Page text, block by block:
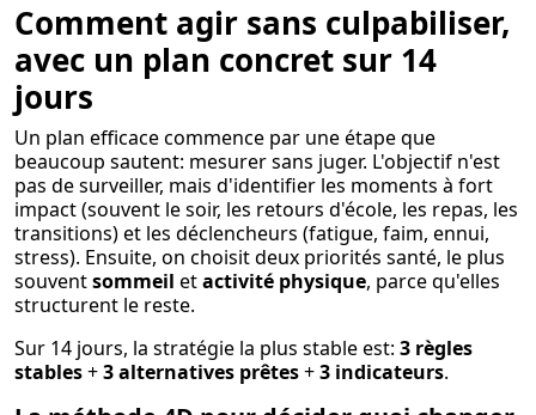
Comment agir sans culpabiliser,
avec un plan concret sur 14
jours
Un plan efficace commence par une étape que
beaucoup sautent: mesurer sans juger. L'objectif n'est
pas de surveiller, mais d'identifier les moments à fort
impact (souvent le soir, les retours d'école, les repas, les
transitions) et les déclencheurs (fatigue, faim, ennui,
stress). Ensuite, on choisit deux priorités santé, le plus
souventsommeil etactivité physique, parce qu'elles
structurent le reste.
Sur 14 jours, la stratégie la plus stable est: 3 règles
stables+3 alternatives prêtes+3 indicateurs.